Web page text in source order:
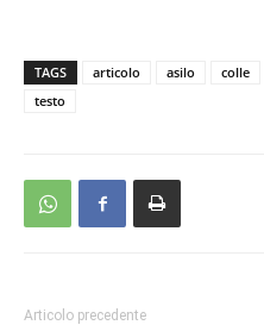
TAGS articolo asilo colle
testo
Articolo precedente